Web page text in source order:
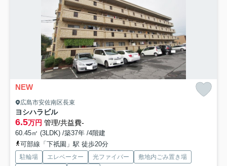
NEW
広島市安佐南区長束
ヨシハラビル
6.5万円 管理/共益費-
60.45㎡ (3LDK) /築37年 /4階建
可部線「下祇園」駅 徒歩20分
駐輪場 エレベーター 光ファイバー
敷地内ごみ置き場